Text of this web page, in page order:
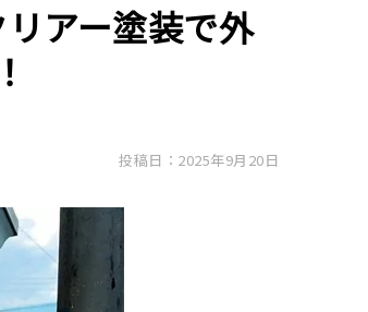
アー塗装で外
投稿日：2025年9月20日